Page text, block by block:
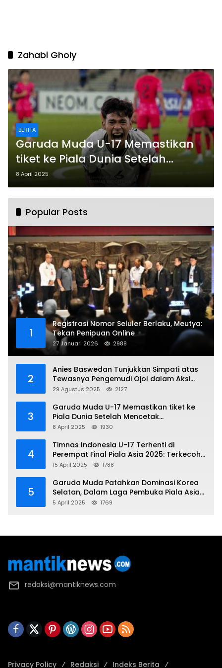
Zahabi Gholy
BERITA
Garuda Muda U-17 Memastikan
tiket ke Piala Dunia Setelah
Mencetak Kemenangan
Gemilang atas Yaman 4-1 di Piala
8 April 2025
Popular Posts
1
Registrasi Nomor Seluler Berlaku, Meutya:
Tekan Penipuan Online
27 Januari 2026 2988
2
Anies Baswedan Tunjukkan Simpati atas
Tewasnya Pengemudi Ojol dalam Aksi
Demo
29 Agustus 2025 2127
3
Garuda Muda U-17 Memastikan tiket ke
Piala Dunia Setelah Mencetak
Kemenangan Gemilang atas Yaman 4-1 di
8 April 2025 1930
4
Timnas Indonesia U-17 Terhenti di
Perempat Final Piala Asia 2025: Terkecoh
Korea Utara
15 April 2025 1788
5
Garuda Muda Patahkan Dominasi Korea
Selatan, Dalam Laga Pembuka Piala Asia
2025 U-17
5 April 2025 1769
redaksi@mantiknews.com
Privacy Policy Redaksi Indeks Berita